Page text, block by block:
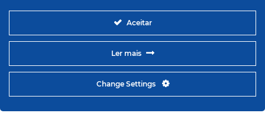
Aceitar
Ler mais
Change Settings